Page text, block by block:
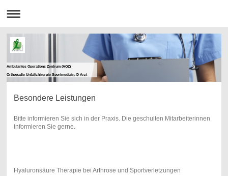
Ambulantes Operations Zentrum (AOZ)
Orthopädie-Unfallchirurgie-Sportmedizin, D-Arzt
Besondere Leistungen
Bitte informieren Sie sich in der Praxis. Die geschulten Mitarbeiterinnen
informieren Sie gerne.
Hyaluronsäure Therapie bei Arthrose und Sportverletzungen